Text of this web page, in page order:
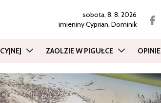
sobota, 8. 8. 2026
imieninyCyprian, Dominik
ZAOLZIE W PIGUŁCE OPINIE